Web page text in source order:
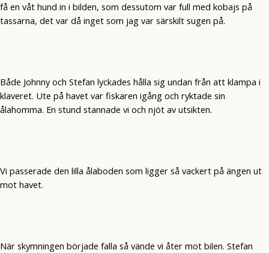
få en våt hund in i bilden, som dessutom var full med kobajs på
tassarna, det var då inget som jag var särskilt sugen på.
Både Johnny och Stefan lyckades hålla sig undan från att klampa i
klaveret. Ute på havet var fiskaren igång och ryktade sin
ålahomma. En stund stannade vi och njöt av utsikten.
Vi passerade den lilla ålaboden som ligger så vackert på ängen ut
mot havet.
När skymningen började falla så vände vi åter mot bilen. Stefan